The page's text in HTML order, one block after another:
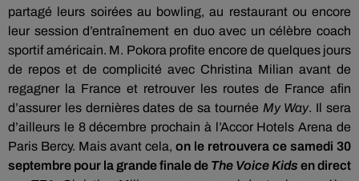
partagé leurs soirées au bowling, au restaurant ou encore
leur session d’entraînement en duo avec un célèbre coach
sportif américain. M. Pokora profite encore de quelques jours
de repos et de complicité avec Christina Milian avant de
regagner la France et retrouver les routes de France afin
d’assurer les dernières dates de sa tournée My Way. Il sera
d’ailleurs le 8 décembre prochain à l’Accor Hotels Arena de
Paris Bercy. Mais avant cela, on le retrouvera ce samedi 30
septembre pour la grande finale de The VoiceKids en direct